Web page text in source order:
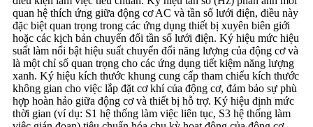
quan hệ thích ứng giữa động cơ AC và tần số lưới điện, điều này
đặc biệt quan trọng trong các ứng dụng thiết bị xuyên biên giới
hoặc các kịch bản chuyển đổi tần số lưới điện. Ký hiệu mức hiệu
suất làm nổi bật hiệu suất chuyển đổi năng lượng của động cơ và
là một chỉ số quan trọng cho các ứng dụng tiết kiệm năng lượng
xanh. Ký hiệu kích thước khung cung cấp tham chiếu kích thước
không gian cho việc lắp đặt cơ khí của động cơ, đảm bảo sự phù
hợp hoàn hảo giữa động cơ và thiết bị hỗ trợ. Ký hiệu định mức
thời gian (ví dụ: S1 hệ thống làm việc liên tục, S3 hệ thống làm